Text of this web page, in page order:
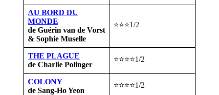
AU BORD DU
MONDE
de Guérin van de Vorst
& Sophie Muselle
⭐⭐⭐1/2
THE PLAGUE
de Charlie Polinger
⭐⭐⭐⭐1/2
COLONY
de Sang-Ho Yeon
⭐⭐⭐⭐1/2